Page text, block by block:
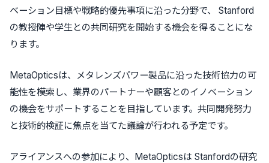
ベーション目標や戦略的優先事項に沿った分野で、 Stanford
の教授陣や学生との共同研究を開始する機会を得ることにな
ります。
MetaOpticsは、メタレンズパワー製品に沿った技術協力の可
能性を模索し、業界のパートナーや顧客とのイノベーション
の機会をサポートすることを目指しています。共同開発努力
と技術的検証に焦点を当てた議論が行われる予定です。
アライアンスへの参加により、MetaOpticsは Stanfordの研究